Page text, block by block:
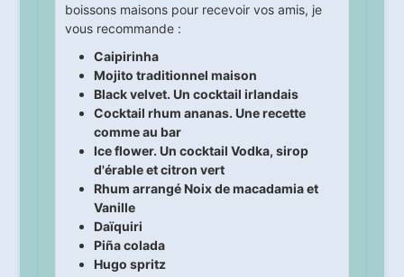
boissons maisons pour recevoir vos amis, je
vous recommande :
Caipirinha
Mojito traditionnel maison
Black velvet. Un cocktail irlandais
Cocktail rhum ananas. Une recette
comme au bar
Ice flower. Un cocktail Vodka, sirop
d'érable et citron vert
Rhum arrangé Noix de macadamia et
Vanille
Daïquiri
Piña colada
Hugo spritz